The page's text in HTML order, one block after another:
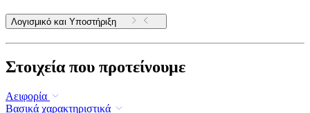
Λογισμικό και Υποστήριξη
Στοιχεία που προτείνουμε
Αειφορία
Βασικά χαρακτηριστικά